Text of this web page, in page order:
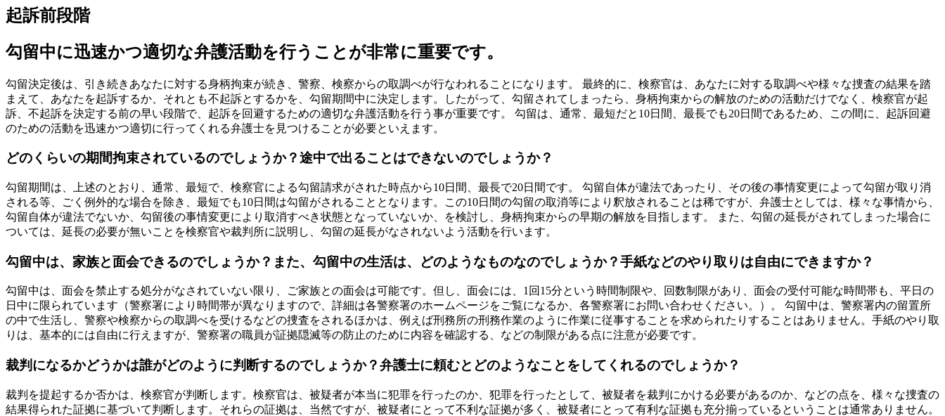
起訴前段階
勾留中に迅速かつ適切な弁護活動を行うことが非常に重要です。
勾留決定後は、引き続きあなたに対する身柄拘束が続き、警察、検察からの取調べが行なわれることになります。 最終的に、検察官は、あなたに対する取調べや様々な捜査の結果を踏
まえて、あなたを起訴するか、それとも不起訴とするかを、勾留期間中に決定します。したがって、勾留されてしまったら、身柄拘束からの解放のための活動だけでなく、検察官が起
訴、不起訴を決定する前の早い段階で、起訴を回避するための適切な弁護活動を行う事が重要です。 勾留は、通常、最短だと10日間、最長でも20日間であるため、この間に、起訴回避
のための活動を迅速かつ適切に行ってくれる弁護士を見つけることが必要といえます。
どのくらいの期間拘束されているのでしょうか？途中で出ることはできないのでしょうか？
勾留期間は、上述のとおり、通常、最短で、検察官による勾留請求がされた時点から10日間、最長で20日間です。 勾留自体が違法であったり、その後の事情変更によって勾留が取り消
される等、ごく例外的な場合を除き、最短でも10日間は勾留がされることとなります。この10日間の勾留の取消等により釈放されることは稀ですが、弁護士としては、様々な事情から、
勾留自体が違法でないか、勾留後の事情変更により取消すべき状態となっていないか、を検討し、身柄拘束からの早期の解放を目指します。 また、勾留の延長がされてしまった場合に
ついては、延長の必要が無いことを検察官や裁判所に説明し、勾留の延長がなされないよう活動を行います。
勾留中は、家族と面会できるのでしょうか？また、勾留中の生活は、どのようなものなのでしょうか？手紙などのやり取りは自由にできますか？
勾留中は、面会を禁止する処分がなされていない限り、ご家族との面会は可能です。但し、面会には、1回15分という時間制限や、回数制限があり、面会の受付可能な時間帯も、平日の
日中に限られています（警察署により時間帯が異なりますので、詳細は各警察署のホームページをご覧になるか、各警察署にお問い合わせください。）。 勾留中は、警察署内の留置所
の中で生活し、警察や検察からの取調べを受けるなどの捜査をされるほかは、例えば刑務所の刑務作業のように作業に従事することを求められたりすることはありません。手紙のやり取
りは、基本的には自由に行えますが、警察署の職員が証拠隠滅等の防止のために内容を確認する、などの制限がある点に注意が必要です。
裁判になるかどうかは誰がどのように判断するのでしょうか？弁護士に頼むとどのようなことをしてくれるのでしょうか？
裁判を提起するか否かは、検察官が判断します。検察官は、被疑者が本当に犯罪を行ったのか、犯罪を行ったとして、被疑者を裁判にかける必要があるのか、などの点を、様々な捜査の
結果得られた証拠に基づいて判断します。それらの証拠は、当然ですが、被疑者にとって不利な証拠が多く、被疑者にとって有利な証拠も充分揃っているということは通常ありません。